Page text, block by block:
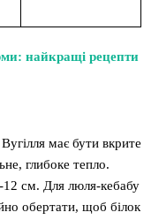
найкращі рецепти
має бути вкрите
глибоке тепло.
12 см. Для люля-кебабу
обертати, щоб білок